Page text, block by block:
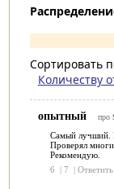
Сортировать
Количеству
опытный про
Самый лучший.
Проверял
Рекомендую.
6
| 7 | Ответить